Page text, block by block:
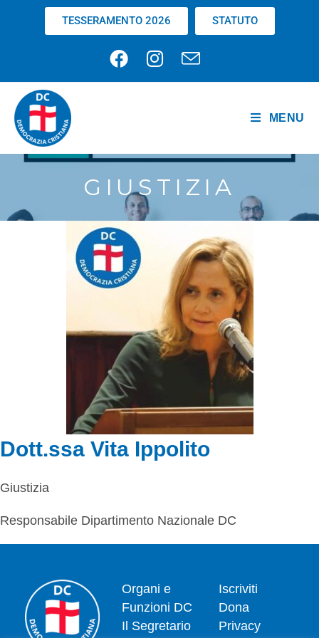
TESSERAMENTO 2026 STATUTO
MENU
GIUSTIZIA
Dott.ssa Vita Ippolito
Giustizia
Responsabile Dipartimento Nazionale DC
Organi e
Funzioni DC
Il Segretario
Iscriviti
Dona
Privacy